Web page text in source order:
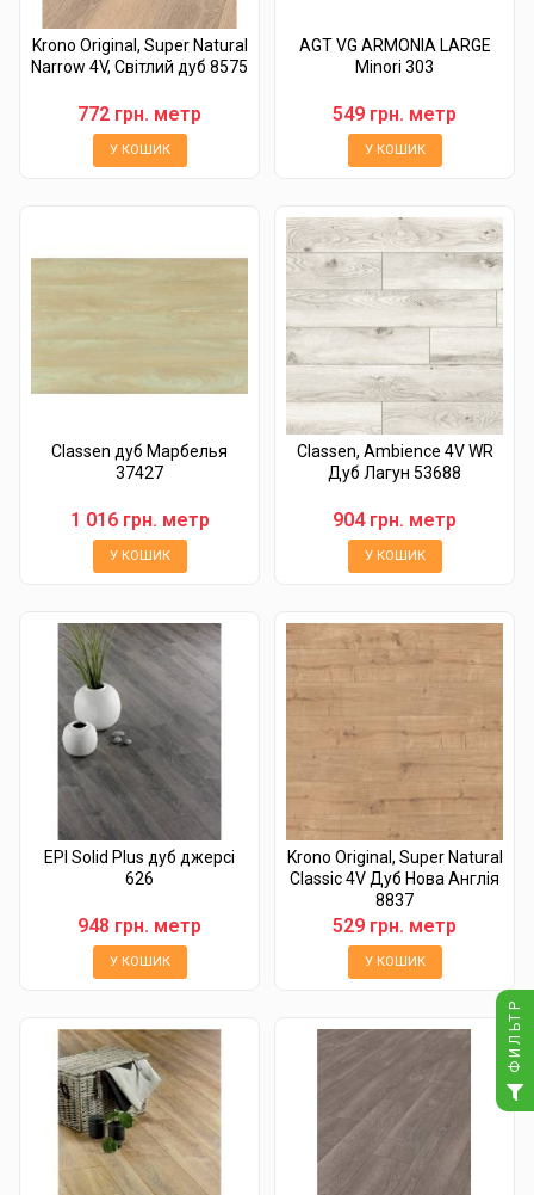
Krono Original, Super Natural
Narrow 4V, Світлий дуб 8575
772 грн. метр
У КОШИК
AGT VG ARMONIA LARGE
Minori 303
549 грн. метр
У КОШИК
Classen дуб Марбелья
37427
1 016 грн. метр
У КОШИК
Classen, Ambience 4V WR
Дуб Лагун 53688
904 грн. метр
У КОШИК
EPI Solid Plus дуб джерсі
626
948 грн. метр
У КОШИК
Krono Original, Super Natural
Classic 4V Дуб Нова Англія
8837
529 грн. метр
У КОШИК
ФИЛЬТР